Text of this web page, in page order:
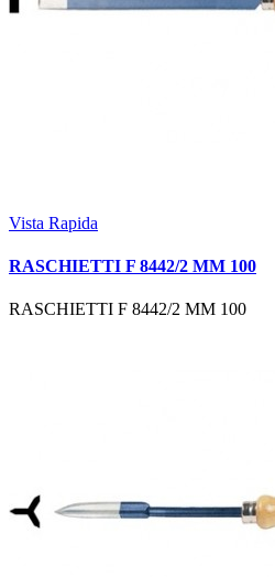
Vista Rapida
RASCHIETTI F 8442/2 MM 100
RASCHIETTI F 8442/2 MM 100